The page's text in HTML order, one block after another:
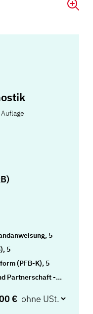
5
5
(PFB-K), 5
Partnerschaft -
- Ein Partner (PL
Auswertung
€